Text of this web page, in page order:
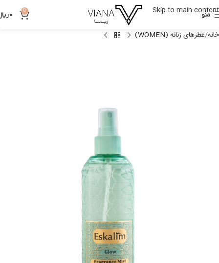
Skip to main content
منو 0
0
خانه عطرهای زنانه (WOMEN)